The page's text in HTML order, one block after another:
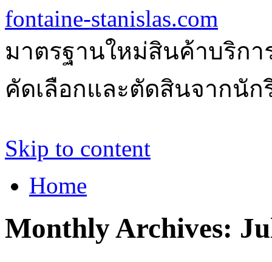
fontaine-stanislas.com
มาตรฐานใหม่สินค้าบริกา
คัดเลือกและตัดสินจากนั
Skip to content
Home
Monthly Archives: